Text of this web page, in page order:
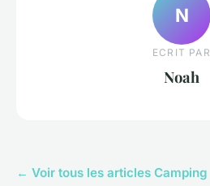
N
ECRIT PAR
Noah
← Voir tous les articles Camping